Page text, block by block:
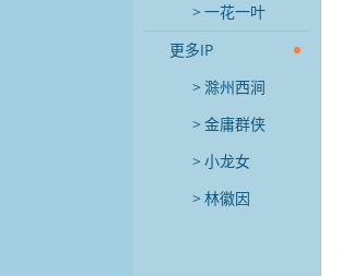
一花一叶
更多IP
滁州西涧
金庸群侠
小龙女
林徽因